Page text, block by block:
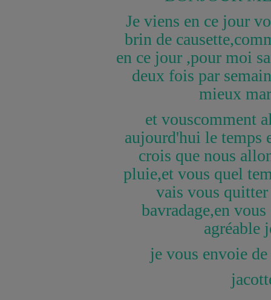
Je viens en ce jour
brin de
en ce jour ,pour moi
deux fois par
mieux
et vouscomment
aujourd'hui le temps
crois que nous
pluie,et vous quel
vais vous
bavradage,en
agréable
je vous envoie